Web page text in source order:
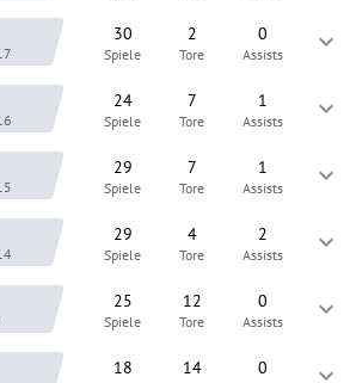
30
Spiele
2
Tore
0
Assists
24
Spiele
7
Tore
1
Assists
29
Spiele
7
Tore
1
Assists
29
Spiele
4
Tore
2
Assists
25
Spiele
12
Tore
0
Assists
18 14 0